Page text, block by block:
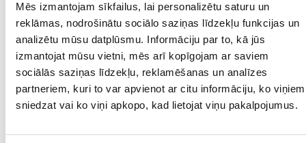
Mēs izmantojam sīkfailus, lai personalizētu saturu un
reklāmas, nodrošinātu sociālo saziņas līdzekļu funkcijas un
analizētu mūsu datplūsmu. Informāciju par to, kā jūs
izmantojat mūsu vietni, mēs arī kopīgojam ar saviem
sociālās saziņas līdzekļu, reklamēšanas un analīzes
partneriem, kuri to var apvienot ar citu informāciju, ko viņiem
sniedzat vai ko viņi apkopo, kad lietojat viņu pakalpojumus.
Velosipēda komplekta funkcijas:
Ļauj brīvi braukt
Riteņbraucējam ir brīvas rokas
Uzstādīšanas kronšteins saglabā suni pareizā attālumā no velosipēda
Vienkārši uzstādāms
Amortizators novērš pēkšņus grūdienus
Atstarojoši elementi papildu drošībai